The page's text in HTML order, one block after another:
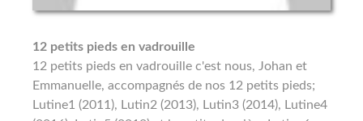
12 petits pieds en vadrouille
12 petits pieds en vadrouille c'est nous, Johan et
Emmanuelle, accompagnés de nos 12 petits pieds;
Lutine1 (2011), Lutin2 (2013), Lutin3 (2014), Lutine4